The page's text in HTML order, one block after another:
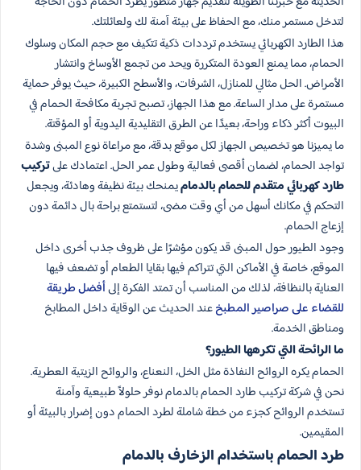
لتدخل مستمر منك، مع الحفاظ على بيئة آمنة لك ولعائلتك.
هذا الطارد الكهربائي يستخدم ترددات ذكية تتكيف مع حجم المكان وسلوك
الحمام، مما يمنع العودة المتكررة ويحد من تجمع الأوساخ وانتشار
الأمراض. الحل مثالي للمنازل، الشرفات، والأسطح الكبيرة، حيث يوفر حماية
مستمرة على مدار الساعة. مع هذا الجهاز، تصبح تجربة مكافحة الحمام في
البيوت أكثر ذكاء وراحة، بعيدًا عن الطرق التقليدية اليدوية أو المؤقتة.
ما يميزنا هو تخصيص الجهاز لكل موقع بدقة، مع مراعاة نوع المبنى وشدة
تواجد الحمام، لضمان أقصى فعالية وطول عمر الحل. اعتمادك علىتركيب
طارد كهربائي متقدم للحمام بالدماميمنحك بيئة نظيفة وهادئة، ويجعل
التحكم في مكانك أسهل من أي وقت مضى، لتستمتع براحة بال دائمة دون
إزعاج الحمام.
وجود الطيور حول المبنى قد يكون مؤشرًا على ظروف جذب أخرى داخل
الموقع، خاصة في الأماكن التي تتراكم فيها بقايا الطعام أو تضعف فيها
العناية بالنظافة، لذلك من المناسب أن تمتد الفكرة إلىأفضل طريقة
للقضاء على صراصير المطبخعند الحديث عن الوقاية داخل المطابخ
ومناطق الخدمة.
ما الرائحة التي تكرهها الطيور؟
الحمام يكره الروائح النفاذة مثل الخل، النعناع، والروائح الزيتية العطرية.
نحن في شركة تركيب طارد الحمام بالدمام نوفر حلولاً طبيعية وآمنة
تستخدم الروائح كجزء من خطة شاملة لطرد الحمام دون إضرار بالبيئة أو
المقيمين.
طرد الحمام باستخدام الزخارف بالدمام